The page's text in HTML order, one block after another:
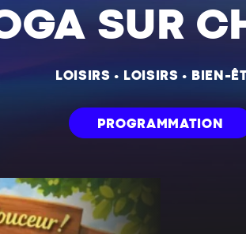
SUR
LOISIRS • LOISIRS • BIEN-
PROGRAMMATION